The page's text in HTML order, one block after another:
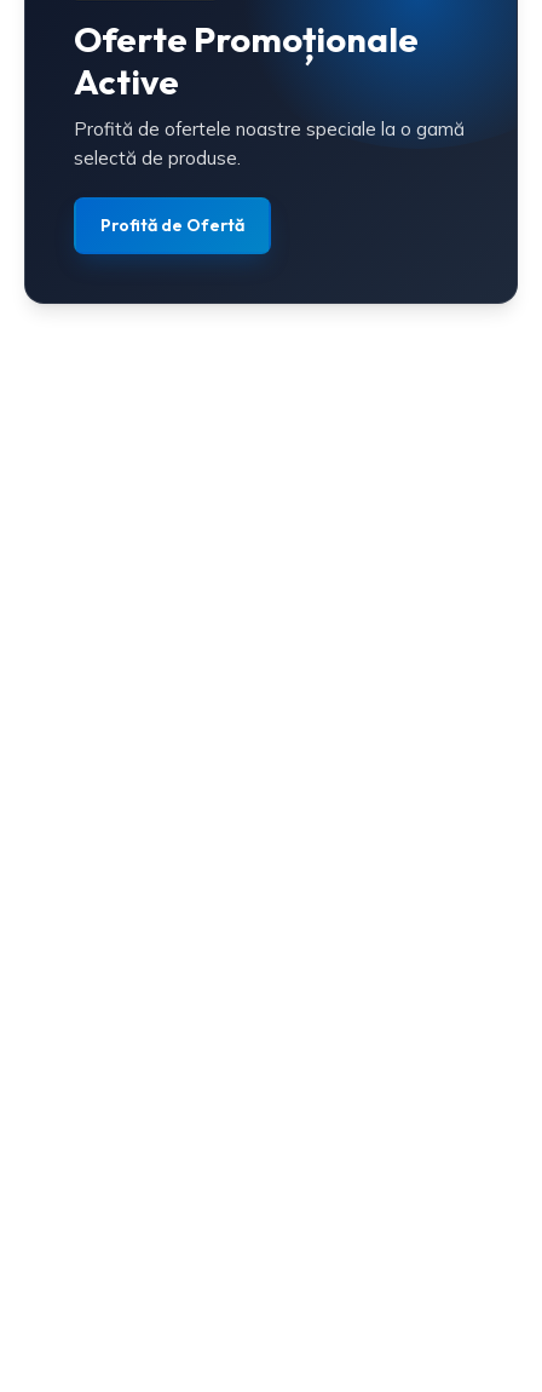
Oferte Promoționale
Active
Profită de ofertele noastre speciale la o gamă
selectă de produse.
Profită de Ofertă